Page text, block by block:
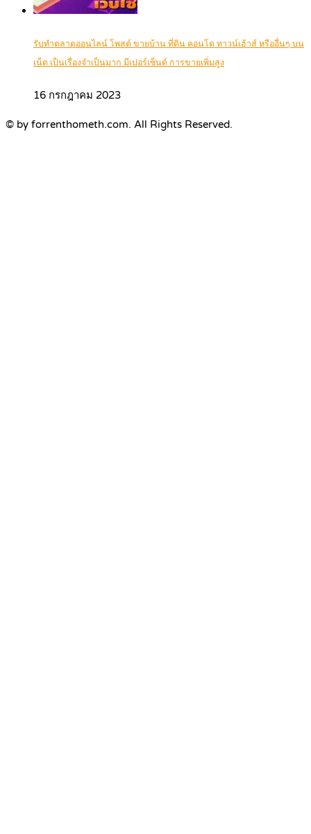
รับทำตลาดออนไลน์ โพสต์ ขายบ้าน ที่ดิน คอนโด ทาวน์เฮ้าส์ หรืออื่นๆ บน
เน็ต เป็นเรื่องจำเป็นมาก มีเปอร์เซ็นต์ การขายเพิ่มสูง
16 กรกฎาคม 2023
© by forrenthometh.com. All Rights Reserved.